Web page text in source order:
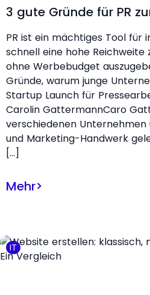
3 gute Gründe für PR
PR ist ein mächtiges Tool für
schnell eine hohe Reichweite
ohne Werbebudget
Gründe, warum junge
Startup Launch für
Carolin GattermannCaro
verschiedenen Unternehmen
und Marketing-Handwerk
[…]
Mehr>
IT